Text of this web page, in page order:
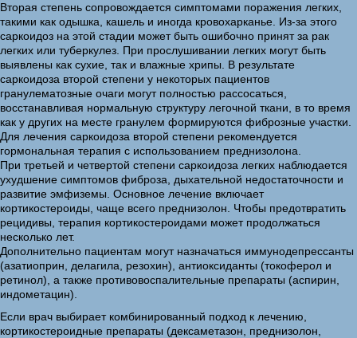
Вторая степень сопровождается симптомами поражения легких,
такими как одышка, кашель и иногда кровохарканье. Из-за этого
саркоидоз на этой стадии может быть ошибочно принят за рак
легких или туберкулез. При прослушивании легких могут быть
выявлены как сухие, так и влажные хрипы. В результате
саркоидоза второй степени у некоторых пациентов
гранулематозные очаги могут полностью рассосаться,
восстанавливая нормальную структуру легочной ткани, в то время
как у других на месте гранулем формируются фиброзные участки.
Для лечения саркоидоза второй степени рекомендуется
гормональная терапия с использованием преднизолона.
При третьей и четвертой степени саркоидоза легких наблюдается
ухудшение симптомов фиброза, дыхательной недостаточности и
развитие эмфиземы. Основное лечение включает
кортикостероиды, чаще всего преднизолон. Чтобы предотвратить
рецидивы, терапия кортикостероидами может продолжаться
несколько лет.
Дополнительно пациентам могут назначаться иммунодепрессанты
(азатиоприн, делагила, резохин), антиоксиданты (токоферол и
ретинол), а также противовоспалительные препараты (аспирин,
индометацин).
Если врач выбирает комбинированный подход к лечению,
кортикостероидные препараты (дексаметазон, преднизолон,